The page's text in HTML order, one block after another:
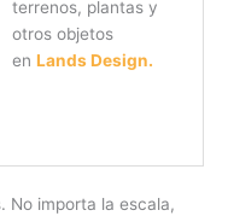
terrenos, plantas y
otros objetos
en Lands Design.
No importa la escala,